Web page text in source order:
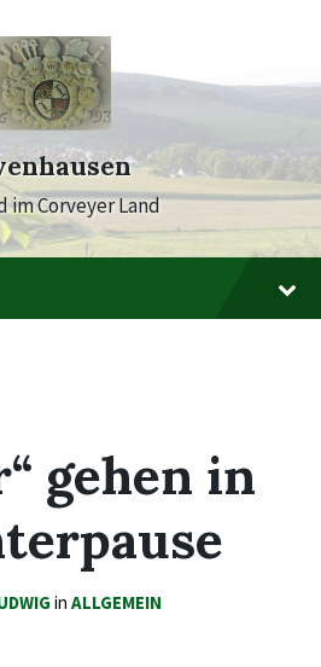
im Corveyer Land
gehen in
in ALLGEMEIN